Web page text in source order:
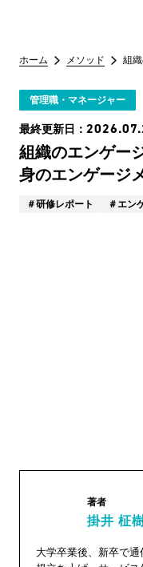
ホーム メソッド 組
管理職・マネージャー
最終更新日：
組織のエンゲー
身のエンゲージ
研修レポート エン
掛井 柾
著者
掛井 柾
大学卒業後、新卒で